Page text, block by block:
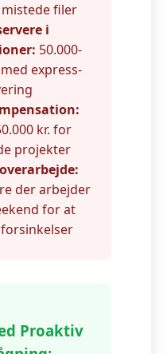
filer
i
50.000-
express-
kr. for
projekter
der arbejder
for at
Proaktiv